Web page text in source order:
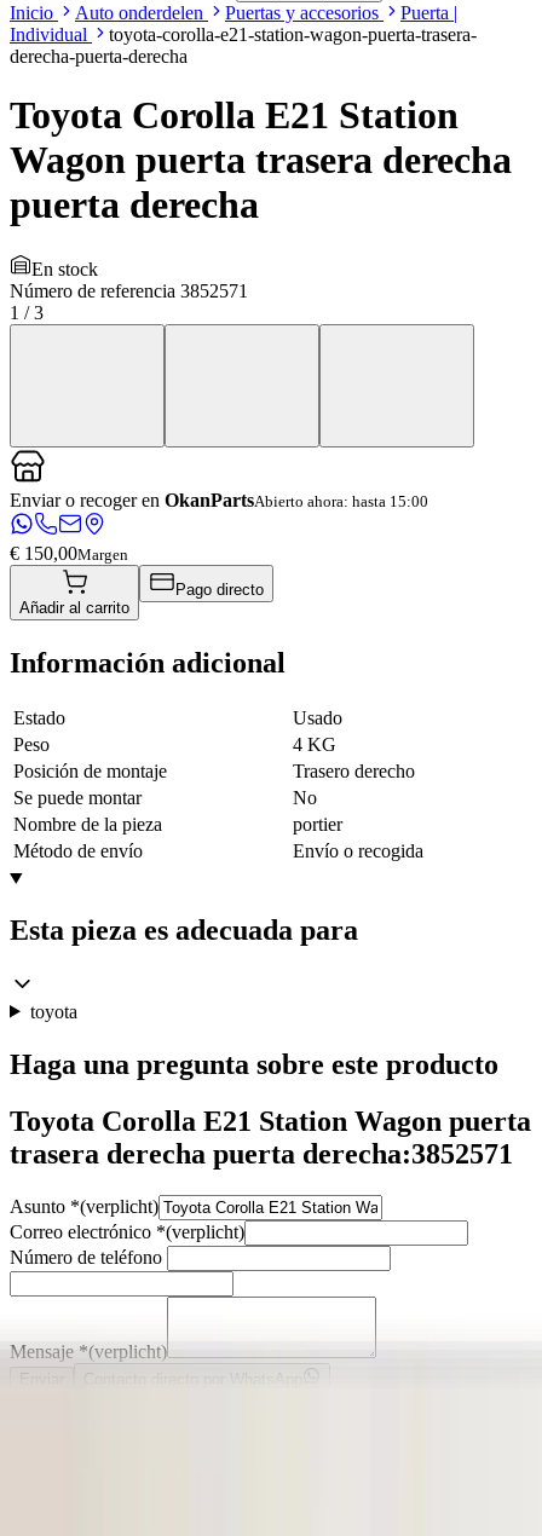
Inicio Auto onderdelen Puertas y accesorios
Puerta |
Individual
toyota-corolla-e21-station-wagon-puerta-trasera-
derecha-puerta-derecha
Toyota Corolla E21 Station
Wagon puerta trasera derecha
puerta derecha
En stock
Número de referencia 3852571
1 /3
Enviar o recoger en OkanPartsAbierto ahora: hasta 15:00
€ 150,00Margen
Añadir al carrito
Pago directo
Información adicional
Estado
Usado
Peso
4 KG
Posición de montaje
Trasero derecho
Se puede montar
No
Nombre de la pieza
portier
Método de envío
Envío o recogida
Esta pieza es adecuada para
toyota
Haga una pregunta sobre este producto
Toyota Corolla E21 Station Wagon puerta
trasera derecha puerta derecha:3852571
Asunto *(verplicht)
Correo electrónico *(verplicht)
Número de teléfono
Mensaje *(verplicht)
Enviar Contacto directo por WhatsApp